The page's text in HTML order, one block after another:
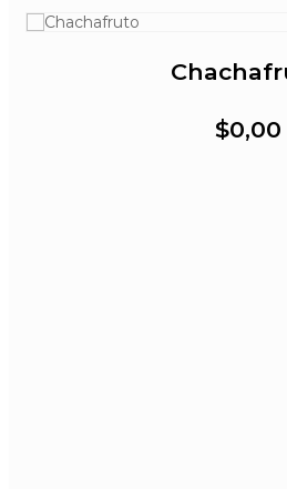
$0,00